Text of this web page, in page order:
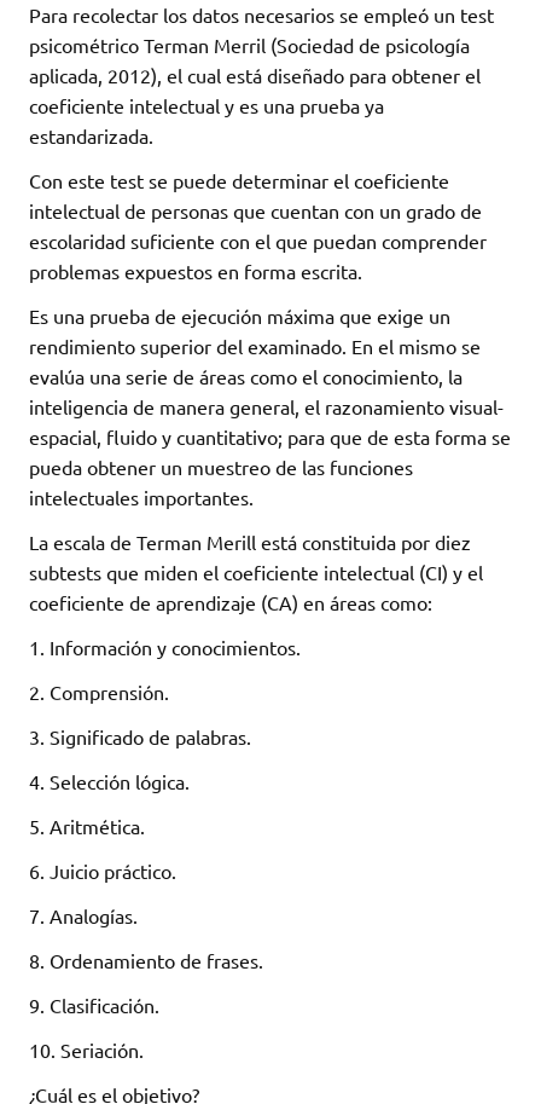
Para recolectar los datos necesarios se empleó un test
psicométrico Terman Merril (Sociedad de psicología
aplicada, 2012), el cual está diseñado para obtener el
coeficiente intelectual y es una prueba ya
estandarizada.
Con este test se puede determinar el coeficiente
intelectual de personas que cuentan con un grado de
escolaridad suficiente con el que puedan comprender
problemas expuestos en forma escrita.
Es una prueba de ejecución máxima que exige un
rendimiento superior del examinado. En el mismo se
evalúa una serie de áreas como el conocimiento, la
inteligencia de manera general, el razonamiento visual-
espacial, fluido y cuantitativo; para que de esta forma se
pueda obtener un muestreo de las funciones
intelectuales importantes.
La escala de Terman Merill está constituida por diez
subtests que miden el coeficiente intelectual (CI) y el
coeficiente de aprendizaje (CA) en áreas como:
1. Información y conocimientos.
2. Comprensión.
3. Significado de palabras.
4. Selección lógica.
5. Aritmética.
6. Juicio práctico.
7. Analogías.
8. Ordenamiento de frases.
9. Clasificación.
10. Seriación.
¿Cuál es el objetivo?